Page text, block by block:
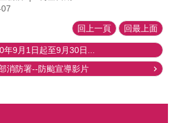
回上一頁 回最上面
年9月1日起至9月30日...
消防署--防颱宣導影片